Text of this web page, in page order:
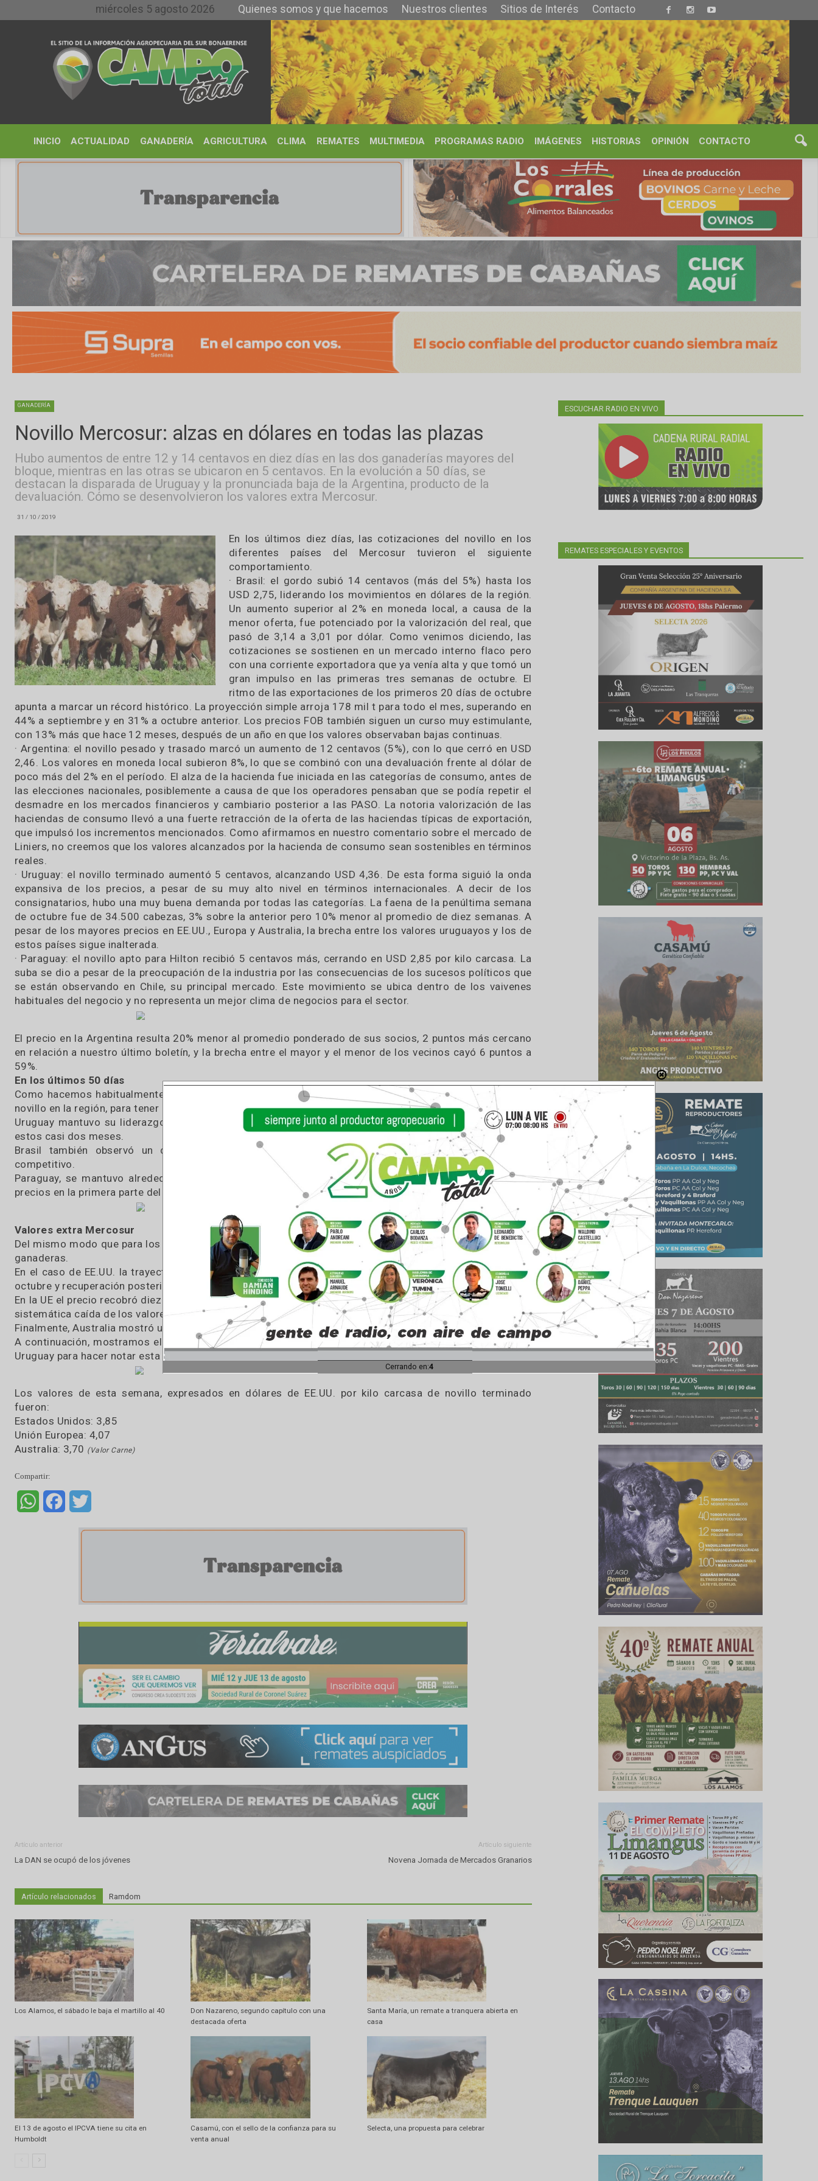
miércoles 5 agosto 2026 Quienes somos y que hacemos Nuestros clientes Sitios de Interés Contacto
REMATES MULTIMEDIA PROGRAMAS RADIO IMÁGENES HISTORIAS OPINIÓN CONTACTO
Novillo Mercosur: alzas en dólares en todas las plazas
bloque, mientras en las otras se ubicaron en 5 centavos. En la evolución a 50 días, se
destacan la disparada de Uruguay y la pronunciada baja de la Argentina, producto de la
devaluación. Cómo se desenvolvieron los valores extra Mercosur.
31 / 10 / 2019
En los últimos diez días, las cotizaciones del novillo en los
diferentes países del Mercosur tuvieron el siguiente
comportamiento.
· Brasil: el gordo subió 14 centavos (más del 5%) hasta los
USD 2,75, liderando los movimientos en dólares de la región.
Un aumento superior al 2% en moneda local, a causa de la
menor oferta, fue potenciado por la valorización del real, que
pasó de 3,14 a 3,01 por dólar. Como venimos diciendo, las
cotizaciones se sostienen en un mercado interno flaco pero
con una corriente exportadora que ya venía alta y que tomó un
gran impulso en las primeras tres semanas de octubre. El
ritmo de las exportaciones de los primeros 20 días de octubre
apunta a marcar un récord histórico. La proyección simple arroja 178 mil t para todo el mes, superando en
44% a septiembre y en 31% a octubre anterior. Los precios FOB también siguen un curso muy estimulante,
con 13% más que hace 12 meses, después de un año en que los valores observaban bajas continuas.
· Argentina: el novillo pesado y trasado marcó un aumento de 12 centavos (5%), con lo que cerró en USD
2,46. Los valores en moneda local subieron 8%, lo que se combinó con una devaluación frente al dólar de
poco más del 2% en el período. El alza de la hacienda fue iniciada en las categorías de consumo, antes de
las elecciones nacionales, posiblemente a causa de que los operadores pensaban que se podía repetir el
desmadre en los mercados financieros y cambiario posterior a las PASO. La notoria valorización de las
haciendas de consumo llevó a una fuerte retracción de la oferta de las haciendas típicas de exportación,
que impulsó los incrementos mencionados. Como afirmamos en nuestro comentario sobre el mercado de
Liniers, no creemos que los valores alcanzados por la hacienda de consumo sean sostenibles en términos
reales.
· Uruguay: el novillo terminado aumentó 5 centavos, alcanzando USD 4,36. De esta forma siguió la onda
expansiva de los precios, a pesar de su muy alto nivel en términos internacionales. A decir de los
consignatarios, hubo una muy buena demanda por todas las categorías. La faena de la penúltima semana
de octubre fue de 34.500 cabezas, 3% sobre la anterior pero 10% menor al promedio de diez semanas. A
pesar de los mayores precios en EE.UU., Europa y Australia, la brecha entre los valores uruguayos y los de
estos países sigue inalterada.
· Paraguay: el novillo apto para Hilton recibió 5 centavos más, cerrando en USD 2,85 por kilo carcasa. La
suba se dio a pesar de la preocupación de la industria por las consecuencias de los sucesos políticos que
se están observando en Chile, su principal mercado. Este movimiento se ubica dentro de los vaivenes
habituales del negocio y no representa un mejor clima de negocios para el sector.
El precio en la Argentina resulta 20% menor al promedio ponderado de sus socios, 2 puntos más cercano
en relación a nuestro último boletín, y la brecha entre el mayor y el menor de los vecinos cayó 6 puntos a
59%.
En los últimos 50 días
Como hacemos habitualmente, daremos un repaso a lo sucedido últimamente en materia de precios del
novillo en la región, para tener una perspectiva de más largo aliento.
Uruguay mantuvo su liderazgo en precios, que se fue acentuando, habiendo aumentado 20 centavos en
estos casi dos meses.
Brasil también observó un comportamiento similar, pero a un nivel absoluto mucho más bajo y
competitivo.
Paraguay, se mantuvo alrededor de valores estables, mientras que la Argentina profundizó su baja de
precios en la primera parte del período para recorrer el camino contrario en los últimos días.
Valores extra Mercosur
ganaderas.
En el caso de EE.UU. la trayectoria del precio marcó una panza, con caídas en septiembre y principios de
octubre y recuperación posterior.
En la UE el precio recobró diez centavos de dólar, en el marco de una tendencia que lleva más de un año de
Finalmente, Australia mostró una mayor estabilidad en estas semanas.
A continuación, mostramos el gráfico con la evolución en el último año, al que le agregamos la curva de
Uruguay para hacer notar esta anomalía que tanto nos preocupa.
WhatsAppFacebookTwitter
Artículo anterior
La DAN se ocupó de los jóvenes Novena Jornada de Mercados Granarios
Artículo relacionados Ramdom
ESCUCHAR RADIO EN VIVO
REMATES ESPECIALES Y EVENTOS